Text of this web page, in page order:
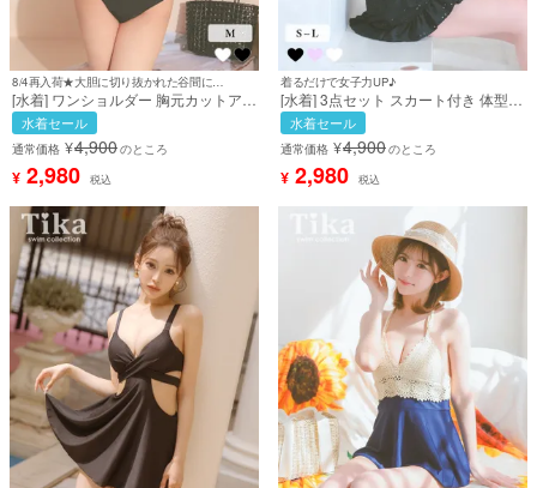
[水着] ワンショルダー 胸元カットアウ
ト バイカラー ハイウエスト アシンメ
トリー モノトーン クール 白 ホワイト
黒 ブラック ビキニ (せいせい着用) [tk-
sw202203a]
水着セール
通常価格 ¥4,900のところ
¥ 2,980 税込
着るだけで女子力UP♪
[水着] 3点セット スカート付き 体型カ
バー ビスチェ 刺繍レース フリル 洋服
みたいな 清楚系 ガーリー ブラック 黒
Lサイズあり 大きいサイズ ビキニ (雨
宮由乙花着用) [tk-sw3039c]
水着セール
通常価格 ¥4,900のところ
¥ 2,980 税込